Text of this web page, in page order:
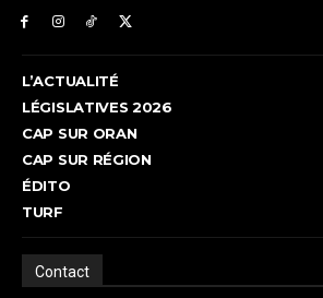
L’ACTUALITÉ
LÉGISLATIVES 2026
CAP SUR ORAN
CAP SUR RÉGION
ÉDITO
TURF
Contact